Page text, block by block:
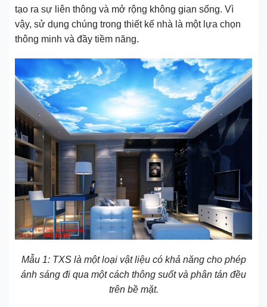
tạo ra sự liên thông và mở rộng không gian sống. Vì
vậy, sử dụng chúng trong thiết kế nhà là một lựa chọn
thông minh và đầy tiềm năng.
Mẫu 1: TXS là một loại vật liệu có khả năng cho phép
ánh sáng đi qua một cách thông suốt và phân tán đều
trên bề mặt.